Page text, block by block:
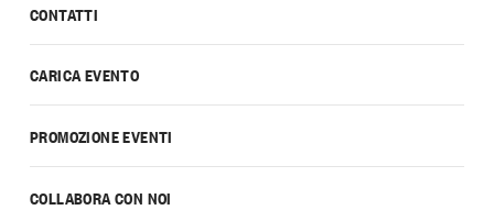
CONTATTI
CARICA EVENTO
PROMOZIONE EVENTI
COLLABORA CON NOI